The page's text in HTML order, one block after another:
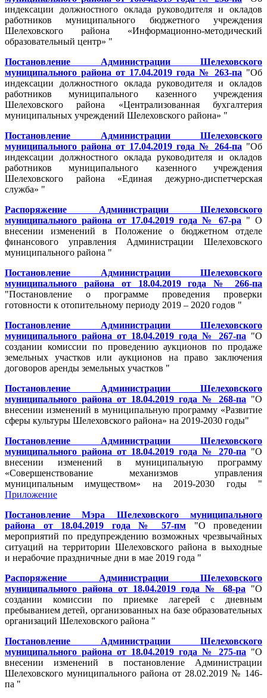
индексации должностного оклада руководителя и окладов
работников муниципального бюджетного учреждения
Шелеховского района «Информационно-методический
образовательный центр» "
Постановление Администрации Шелеховского
муниципального района от 17.04.2019 года № 263-па "Об
индексации должностного оклада руководителя и окладов
работников муниципального казенного учреждения
Шелеховского района «Централизованная бухгалтерия
муниципальных учреждений Шелеховского района» "
Постановление Администрации Шелеховского
муниципального района от 17.04.2019 года № 264-па "Об
индексации должностного оклада руководителя и окладов
работников муниципального казенного учреждения
Шелеховского района «Единая дежурно-диспетчерская
служба» "
Распоряжение Администрации Шелеховского
муниципального района от 17.04.2019 года № 67-ра " О
внесении изменений в Положение о бюджетном отделе
финансового управления Администрации Шелеховского
муниципального района "
Постановление Администрации Шелеховского
муниципального района от 18.04.2019 года № 266-па
"Постановление о программе проведения проверки
готовности к отопительному периоду 2019 – 2020 годов "
Постановление Администрации Шелеховского
муниципального района от 18.04.2019 года № 267-па "О
создании комиссии по проведению аукционов по продаже
земельных участков или аукционов на право заключения
договоров аренды земельных участков "
Постановление Администрации Шелеховского
муниципального района от 18.04.2019 года № 268-па "О
внесении изменений в муниципальную программу «Развитие
сферы культуры Шелеховского района» на 2019-2030 годы"
Постановление Администрации Шелеховского
муниципального района от 18.04.2019 года № 270-па "О
внесении изменений в муниципальную программу
«Совершенствование механизмов управления
муниципальным имуществом» на 2019-2030 годы "
Приложение
Постановление Мэра Шелеховского муниципального
района от 18.04.2019 года № 57-пм "О проведении
мероприятий по предупреждению возможных чрезвычайных
ситуаций на территории Шелеховского района в выходные
и нерабочие праздничные дни в мае 2019 года "
Распоряжение Администрации Шелеховского
муниципального района от 18.04.2019 года № 68-ра "О
создании комиссии по приемке лагерей с дневным
пребыванием детей, организованных на базе образовательных
организаций Шелеховского района "
Постановление Администрации Шелеховского
муниципального района от 18.04.2019 года № 275-па "О
внесении изменений в постановление Администрации
Шелеховского муниципального района от 28.02.2019 № 146-
па "